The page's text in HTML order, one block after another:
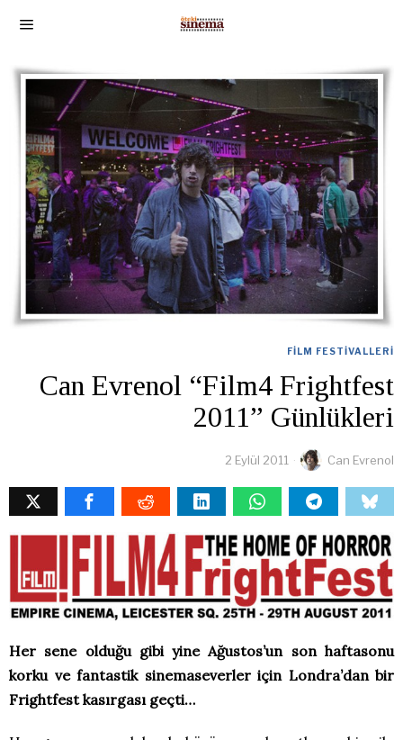
FILM FESTIVALLERI
Can Evrenol “Film4 Frightfest
2011” Günlükleri
2 Eylül 2011 Can Evrenol
Her sene olduğu gibi yine Ağustos’un son haftasonu
korku ve fantastik sinemaseverler için Londra’dan bir
Frightfest kasırgası geçti…